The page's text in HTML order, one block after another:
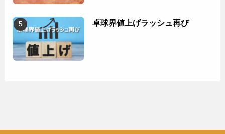
卓球界値上げラッシュ再び